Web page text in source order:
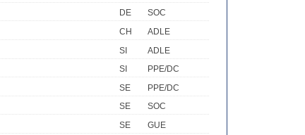
DE
SOC
CH
ADLE
SI
ADLE
SI
PPE/DC
SE
PPE/DC
SE
SOC
SE
GUE